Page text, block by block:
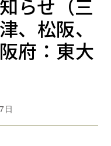
らせ（三
、松阪、
府：東大
日